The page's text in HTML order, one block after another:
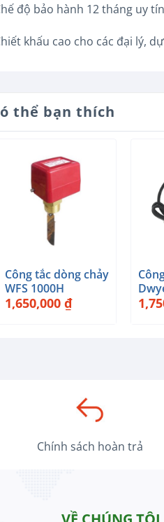
độ bảo hành 12 tháng uy
khấu cao cho các đại lý,
thể bạn thích
Công tắc dòng chảy
WFS 1000H
1,650,000 ₫
Chính sách hoàn trả